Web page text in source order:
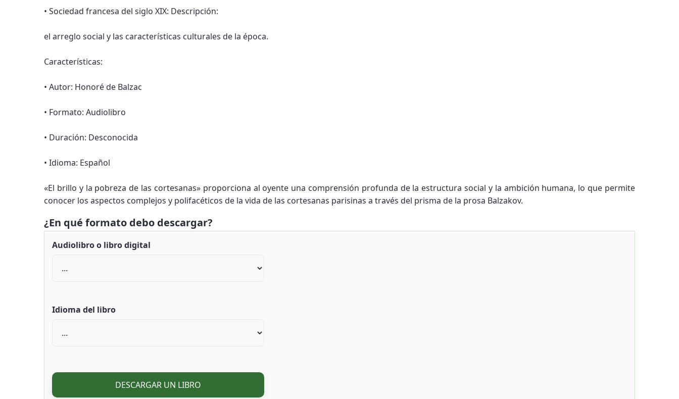
• Sociedad francesa del siglo XIX: Descripción:
el arreglo social y las características culturales de la época.
Características:
• Autor: Honoré de Balzac
• Formato: Audiolibro
• Duración: Desconocida
• Idioma: Español
«El brillo y la pobreza de las cortesanas» proporciona al oyente una comprensión profunda de la estructura social y la ambición humana, lo que permite
conocer los aspectos complejos y polifacéticos de la vida de las cortesanas parisinas a través del prisma de la prosa Balzakov.
¿En qué formato debo descargar?
Audiolibro o libro digital
Idioma del libro
DESCARGAR UN LIBRO